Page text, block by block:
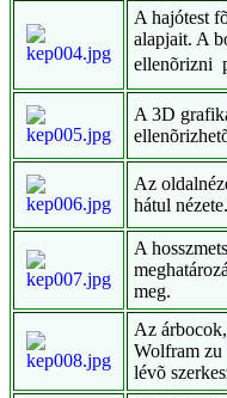
A hajótest
alapjait. A
ellenõrizni 
A 3D
Az
hátul nézete.
A
meg.
Az
Wolfram
lévõ